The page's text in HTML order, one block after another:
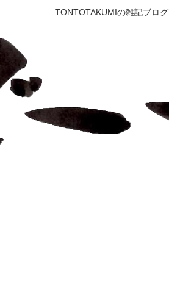
TONTOTAKUMIの雑記ブログ